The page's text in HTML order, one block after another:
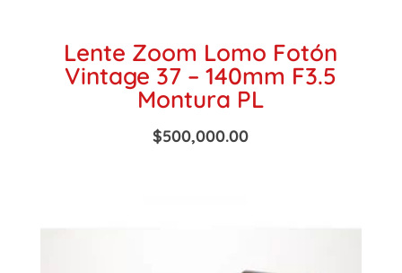
Lente Zoom Lomo Fotón
Vintage 37 – 140mm F3.5
Montura PL
$500,000.00